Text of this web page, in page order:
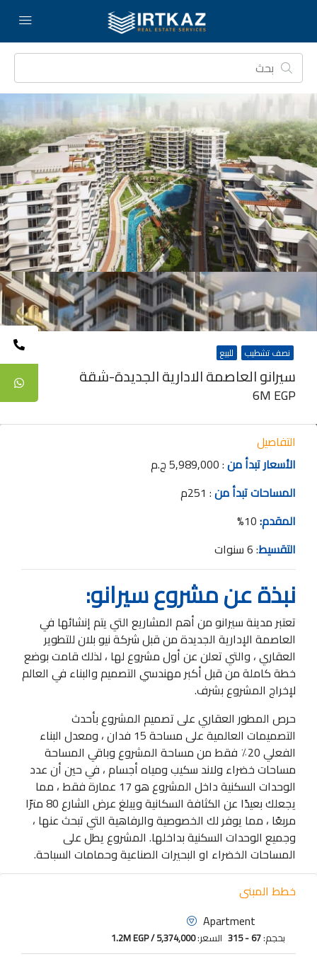
نصف تشطيب للبيع
سيرانو العاصمة الادارية الجديدة-شقة
6M EGP
التفاصيل
الأسعار تبدأ من: 5,989,000 ج.م
المساحات تبدأ من: 251م
المقدم:
10%
التقسيط: 6 سنوات
نبذة عن مشروع سيرانو:
تعتبر مدينة سيرانو من أهم المشاريع التي يتم إنشائها في
العاصمة الإدارية الجديدة من قبل شركة نيو بلان للتطوير
العقاري ، والتي تعلن عن أول مشروع لها ، لذلك قامت بوضع
خطة كاملة من قبل أكبر مهندسي التصميم والبناء في العالم
لإخراج المشروع بشرف.
حرص المطور العقاري على تصميم المشروع بأحدث
التصميمات العالمية على مساحة 15 فدان ، ومعدل البناء
الفعلي 20٪ فقط من مساحة المشروع وباقي المساحة
مساحات خضراء ولاند سكيب ومياهأجسام ، في حين أن عدد
الوحدات السكنية داخل المشروع هو 17 عمارة فقط ، مما
يجعلك بعيدًا عن الكثافة السكانية ويبلغ عرض الشارع 80 مترًا
مربعًا ، مما يوفر لك الخصوصية والرفاهية التي تبحث عنها ،
وجميع الوحدات السكنية بداخلها. المشروع يطل على
المساحات الخضراء او البحيرات الصناعية وحمامات السباحة.
خطط المبنى
Apartment
بحجم:67 - 315 السعر:1.2M EGP / 5,374,000